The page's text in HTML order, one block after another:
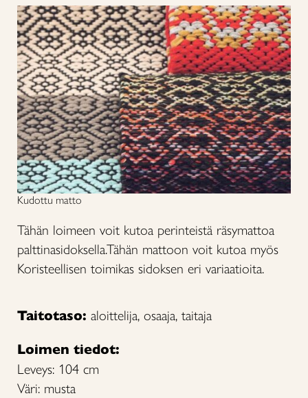
Kudottu matto
Tähän loimeen voit kutoa perinteistä räsymattoa
palttinasidoksella.Tähän mattoon voit kutoa myös
Koristeellisen toimikas sidoksen eri variaatioita.
Taitotaso: aloittelija, osaaja, taitaja
Loimen tiedot:
Leveys: 104 cm
Väri: musta